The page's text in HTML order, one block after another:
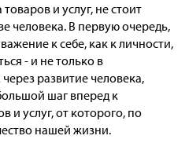
и услуг, не стоит
человека. В первую очередь,
к себе, как к личности,
- и не только в
развитие человека,
шаг вперед к
и услуг, от которого, по
нашей жизни.